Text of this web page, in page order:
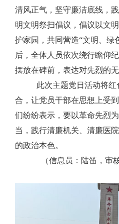
清风正气，坚守廉洁底线，
明文明祭扫倡议 ，倡议以文
护家园，共同营造“文明、绿
后，全体人员依次绕行瞻仰
摆放在碑前，表达对先烈的无
此次主题党日活动将
合，让党员干部在思想上受
们纷纷表示，要以革命先烈
当， 践行清廉机关、清廉医院
的政治本色。
（信息员：陆笛，审